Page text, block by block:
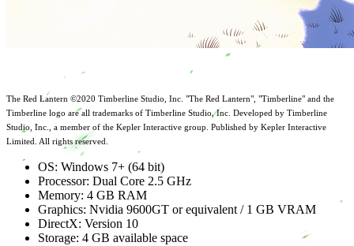
The Red Lantern ©2020 Timberline Studio, Inc. "The Red Lantern", "Timberline" and the
Timberline logo are all trademarks of Timberline Studio, Inc. Developed by Timberline
Studio, Inc., a member of the Kepler Interactive group. Published by Kepler Interactive
Limited. All rights reserved.
OS: Windows 7+ (64 bit)
Processor: Dual Core 2.5 GHz
Memory: 4 GB RAM
Graphics: Nvidia 9600GT or equivalent / 1 GB VRAM
DirectX: Version 10
Storage: 4 GB available space